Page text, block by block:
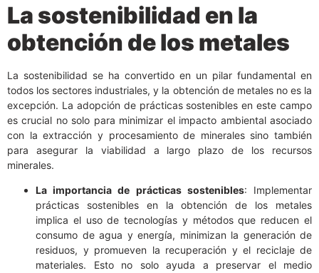
La sostenibilidad en la
obtención de los metales
La sostenibilidad se ha convertido en un pilar fundamental en
todos los sectores industriales, y la obtención de metales no es la
excepción. La adopción de prácticas sostenibles en este campo
es crucial no solo para minimizar el impacto ambiental asociado
con la extracción y procesamiento de minerales sino también
para asegurar la viabilidad a largo plazo de los recursos
minerales.
La importancia de prácticas sostenibles: Implementar
prácticas sostenibles en la obtención de los metales
implica el uso de tecnologías y métodos que reducen el
consumo de agua y energía, minimizan la generación de
residuos, y promueven la recuperación y el reciclaje de
materiales. Esto no solo ayuda a preservar el medio